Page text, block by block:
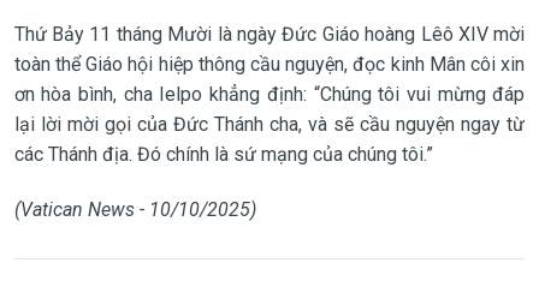
Thứ Bảy 11 tháng Mười là ngày Đức Giáo hoàng Lêô XIV mời
toàn thể Giáo hội hiệp thông cầu nguyện, đọc kinh Mân côi xin
ơn hòa bình, cha Ielpo khẳng định: “Chúng tôi vui mừng đáp
lại lời mời gọi của Đức Thánh cha, và sẽ cầu nguyện ngay từ
các Thánh địa. Đó chính là sứ mạng của chúng tôi.”
(Vatican News - 10/10/2025)